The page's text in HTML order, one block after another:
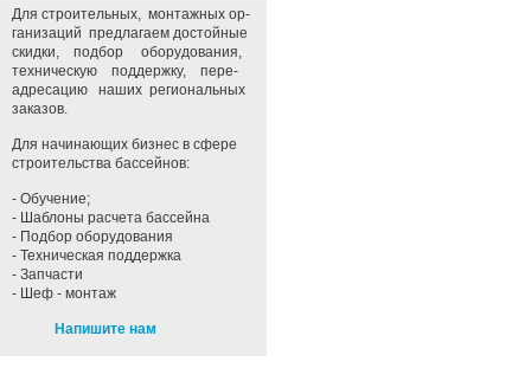
Для строительных, монтажных ор-
ганизаций предлагаем достойные
скидки, подбор оборудования,
техническую поддержку, пере-
адресацию наших региональных
заказов.
Для начинающих бизнес в сфере
строительства бассейнов:
- Обучение;
- Шаблоны расчета бассейна
- Подбор оборудования
- Техническая поддержка
- Запчасти
- Шеф - монтаж
Напишите нам